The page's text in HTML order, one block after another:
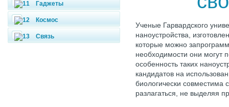
Гаджеты
Космос
Связь
Ученые Гарвардского
наноустройства,
которые можно
необходимости они могут
особенность таких
кандидатов на
биологически
разлагаться, не выделяя